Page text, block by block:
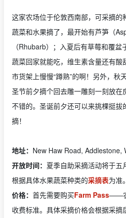
这家农场位于伦敦西南部，可采摘
蔬菜和水果摘了，最开始有芦笋（
（Rhubarb）；入夏后有草莓和覆
蔬菜回家就能吃，维生素含量还有酸
市货架上慢慢“蹲熟”的啊！另外，秋
圣节前夕摘个回去雕一雕刻一刻放
不错的。圣诞前夕还可以来挑棵挺
摘！
地址： New Haw Road, Addlestone,
开放时间： 夏季自助采摘活动将于五
根据具体水果蔬菜种类的采摘表为准。
价格： 首先需要购买Farm Pass——
收费标准。具体采摘价格会根据采摘